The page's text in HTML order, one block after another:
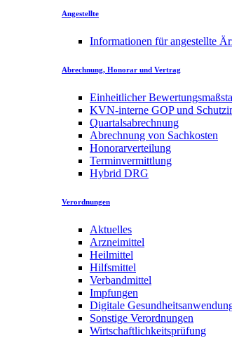
Angestellte
Informationen für angestellte
Abrechnung, Honorar und Vertrag
Einheitlicher
KVN-interne GOP und
Quartalsabrechnung
Abrechnung von Sachkosten
Honorarverteilung
Terminvermittlung
Hybrid DRG
Verordnungen
Aktuelles
Arzneimittel
Heilmittel
Hilfsmittel
Verbandmittel
Impfungen
Digitale
Sonstige Verordnungen
Wirtschaftlichkeitsprüfung